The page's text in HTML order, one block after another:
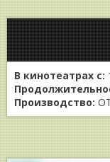
В кинотеатрах с:
Производство: